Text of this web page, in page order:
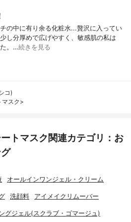
の中に有り余る化粧水...贅沢に入ってい
し分厚めで広げやすく、敏感肌の私は
。…続きを見る
コ)
マスク>
トマスク関連カテゴリ：お
オールインワンジェル・クリーム
洗顔料 アイメイクリムーバー
グジェル(スクラブ・ゴマージュ)